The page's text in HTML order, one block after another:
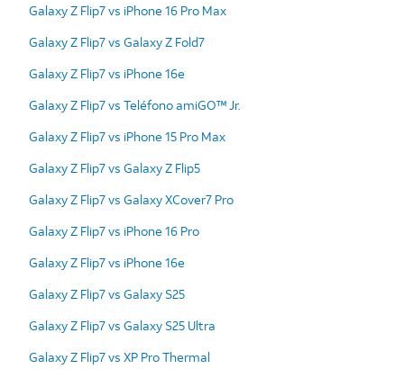
Galaxy Z Flip7 vs iPhone 16 Pro Max
Galaxy Z Flip7 vs Galaxy Z Fold7
Galaxy Z Flip7 vs iPhone 16e
Galaxy Z Flip7 vs Teléfono amiGO™ Jr.
Galaxy Z Flip7 vs iPhone 15 Pro Max
Galaxy Z Flip7 vs Galaxy Z Flip5
Galaxy Z Flip7 vs Galaxy XCover7 Pro
Galaxy Z Flip7 vs iPhone 16 Pro
Galaxy Z Flip7 vs iPhone 16e
Galaxy Z Flip7 vs Galaxy S25
Galaxy Z Flip7 vs Galaxy S25 Ultra
Galaxy Z Flip7 vs XP Pro Thermal